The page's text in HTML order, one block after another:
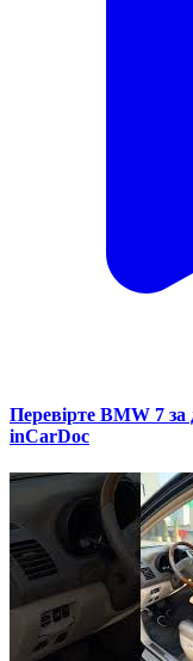
Перевірте BMW 7
inCarDoc